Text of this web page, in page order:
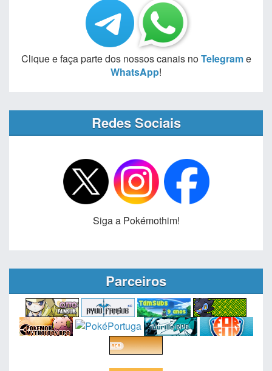
Clique e faça parte dos nossos canais noTelegrame
WhatsApp!
Redes Sociais
Siga a Pokémothim!
Parceiros